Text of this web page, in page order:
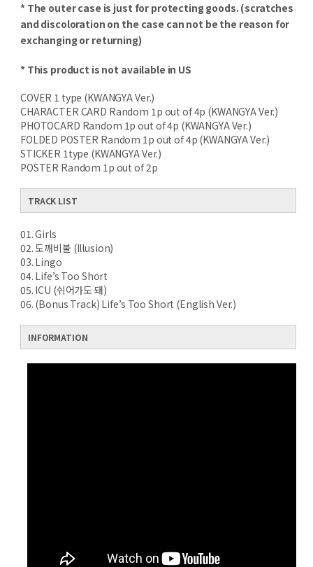
* The outer case is just for protecting goods. (scratches
and discoloration on the case can not be the reason for
exchanging or returning)
* This product is not available in US
COVER 1 type (KWANGYA Ver.)
CHARACTER CARD Random 1p out of 4p (KWANGYA Ver.)
PHOTOCARD Random 1p out of 4p (KWANGYA Ver.)
FOLDED POSTER Random 1p out of 4p (KWANGYA Ver.)
STICKER 1type (KWANGYA Ver.)
POSTER Random 1p out of 2p
TRACK LIST
01. Girls
02. 도깨비불 (Illusion)
03. Lingo
04. Life’s Too Short
05. ICU (쉬어가도 돼)
06. (Bonus Track) Life’s Too Short (English Ver.)
INFORMATION